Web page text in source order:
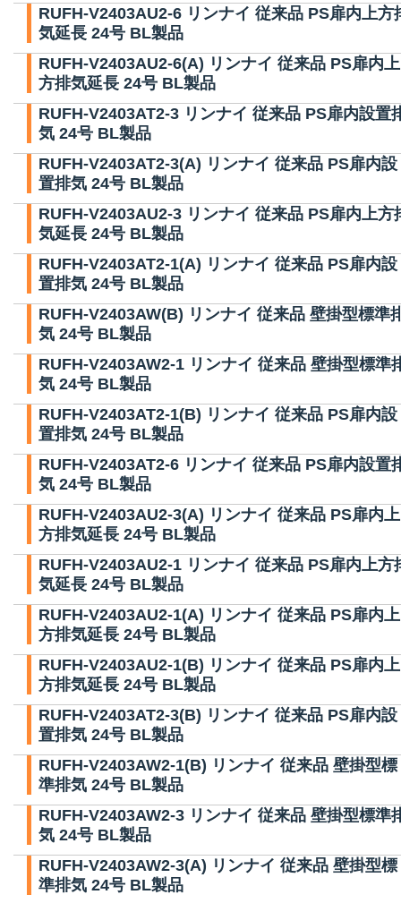
RUFH-V2403AU2-6 リンナイ 従来品 PS扉内上方
気延長 24号 BL製品
RUFH-V2403AU2-6(A) リンナイ 従来品 PS扉内上
方排気延長 24号 BL製品
RUFH-V2403AT2-3 リンナイ 従来品 PS扉内設置
気 24号 BL製品
RUFH-V2403AT2-3(A) リンナイ 従来品 PS扉内設
置排気 24号 BL製品
RUFH-V2403AU2-3 リンナイ 従来品 PS扉内上方
気延長 24号 BL製品
RUFH-V2403AT2-1(A) リンナイ 従来品 PS扉内設
置排気 24号 BL製品
RUFH-V2403AW(B) リンナイ 従来品 壁掛型標準
気 24号 BL製品
RUFH-V2403AW2-1 リンナイ 従来品 壁掛型標準
気 24号 BL製品
RUFH-V2403AT2-1(B) リンナイ 従来品 PS扉内設
置排気 24号 BL製品
RUFH-V2403AT2-6 リンナイ 従来品 PS扉内設置
気 24号 BL製品
RUFH-V2403AU2-3(A) リンナイ 従来品 PS扉内上
方排気延長 24号 BL製品
RUFH-V2403AU2-1 リンナイ 従来品 PS扉内上方
気延長 24号 BL製品
RUFH-V2403AU2-1(A) リンナイ 従来品 PS扉内上
方排気延長 24号 BL製品
RUFH-V2403AU2-1(B) リンナイ 従来品 PS扉内上
方排気延長 24号 BL製品
RUFH-V2403AT2-3(B) リンナイ 従来品 PS扉内設
置排気 24号 BL製品
RUFH-V2403AW2-1(B) リンナイ 従来品 壁掛型標
準排気 24号 BL製品
RUFH-V2403AW2-3 リンナイ 従来品 壁掛型標準
気 24号 BL製品
RUFH-V2403AW2-3(A) リンナイ 従来品 壁掛型標
準排気 24号 BL製品